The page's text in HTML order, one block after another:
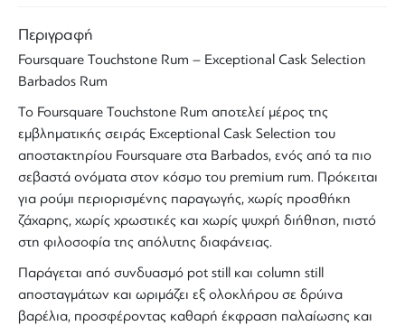
Περιγραφή
Foursquare Touchstone Rum – Exceptional Cask Selection
Barbados Rum
Το Foursquare Touchstone Rum αποτελεί μέρος της
εμβληματικής σειράς Exceptional Cask Selection του
αποστακτηρίου Foursquare στα Barbados, ενός από τα πιο
σεβαστά ονόματα στον κόσμο του premium rum. Πρόκειται
για ρούμι περιορισμένης παραγωγής, χωρίς προσθήκη
ζάχαρης, χωρίς χρωστικές και χωρίς ψυχρή διήθηση, πιστό
στη φιλοσοφία της απόλυτης διαφάνειας.
Παράγεται από συνδυασμό pot still και column still
αποσταγμάτων και ωριμάζει εξ ολοκλήρου σε δρύινα
βαρέλια, προσφέροντας καθαρή έκφραση παλαίωσης και